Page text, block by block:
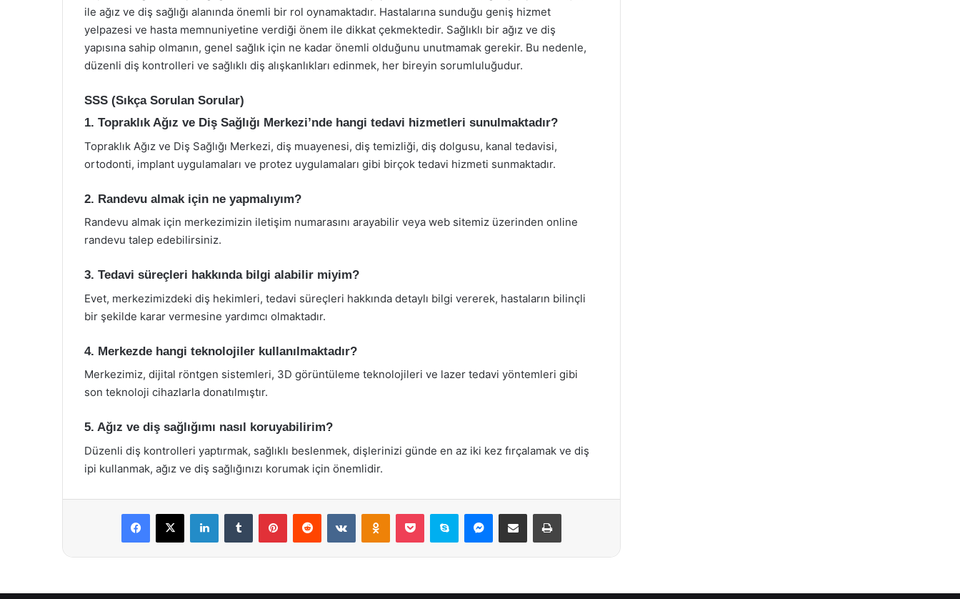
ile ağız ve diş sağlığı alanında önemli bir rol oynamaktadır. Hastalarına sunduğu geniş hizmet
yelpazesi ve hasta memnuniyetine verdiği önem ile dikkat çekmektedir. Sağlıklı bir ağız ve diş
yapısına sahip olmanın, genel sağlık için ne kadar önemli olduğunu unutmamak gerekir. Bu nedenle,
düzenli diş kontrolleri ve sağlıklı diş alışkanlıkları edinmek, her bireyin sorumluluğudur.
SSS (Sıkça Sorulan Sorular)
1. Topraklık Ağız ve Diş Sağlığı Merkezi’nde hangi tedavi hizmetleri sunulmaktadır?
Topraklık Ağız ve Diş Sağlığı Merkezi, diş muayenesi, diş temizliği, diş dolgusu, kanal tedavisi,
ortodonti, implant uygulamaları ve protez uygulamaları gibi birçok tedavi hizmeti sunmaktadır.
2. Randevu almak için ne yapmalıyım?
Randevu almak için merkezimizin iletişim numarasını arayabilir veya web sitemiz üzerinden online
randevu talep edebilirsiniz.
3. Tedavi süreçleri hakkında bilgi alabilir miyim?
Evet, merkezimizdeki diş hekimleri, tedavi süreçleri hakkında detaylı bilgi vererek, hastaların bilinçli
bir şekilde karar vermesine yardımcı olmaktadır.
4. Merkezde hangi teknolojiler kullanılmaktadır?
Merkezimiz, dijital röntgen sistemleri, 3D görüntüleme teknolojileri ve lazer tedavi yöntemleri gibi
son teknoloji cihazlarla donatılmıştır.
5. Ağız ve diş sağlığımı nasıl koruyabilirim?
Düzenli diş kontrolleri yaptırmak, sağlıklı beslenmek, dişlerinizi günde en az iki kez fırçalamak ve diş
ipi kullanmak, ağız ve diş sağlığınızı korumak için önemlidir.
Facebook
X LinkedInTumblr PinterestReddit VKontakteOdnoklassniki
Pocket Skype Messenger
E-Posta ile paylaş Yazdır